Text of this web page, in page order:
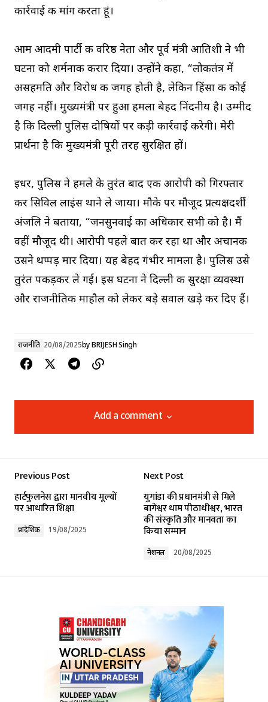
कार्रवाई की मांग करता हूं।
आम आदमी पार्टी की वरिष्ठ नेता और पूर्व मंत्री आतिशी ने भी
घटना को शर्मनाक करार दिया। उन्होंने कहा, “लोकतंत्र में
असहमति और विरोध की जगह होती है, लेकिन हिंसा की कोई
जगह नहीं। मुख्यमंत्री पर हुआ हमला बेहद निंदनीय है। उम्मीद
है कि दिल्ली पुलिस दोषियों पर कड़ी कार्रवाई करेगी। मेरी
प्रार्थना है कि मुख्यमंत्री पूरी तरह सुरक्षित हों।
इधर, पुलिस ने हमले के तुरंत बाद एक आरोपी को गिरफ्तार
कर सिविल लाइंस थाने ले जाया। मौके पर मौजूद प्रत्यक्षदर्शी
अंजलि ने बताया, “जनसुनवाई का अधिकार सभी को है। मैं
वहीं मौजूद थी। आरोपी पहले बात कर रहा था और अचानक
उसने थप्पड़ मार दिया। यह बेहद गंभीर मामला है। पुलिस उसे
तुरंत पकड़कर ले गई। इस घटना ने दिल्ली की सुरक्षा व्यवस्था
और राजनीतिक माहौल को लेकर बड़े सवाल खड़े कर दिए हैं।
राजनीति 20/08/2025byBRIJESH Singh
Add a comment
Add a comment
Required fields are marked*
Comment*
Your E-mail*
Submit Comment
Previous Post
हार्टफुलनेस द्वारा मानवीय मूल्यों
पर आधारित शिक्षा
प्रादेशिक 19/08/2025
Next Post
युगांडा की प्रधानमंत्री से मिले
बागेश्वर धाम पीठाधीश्वर, भारत
की संस्कृति और मानवता का
किया सम्मान
नेशनल 20/08/2025